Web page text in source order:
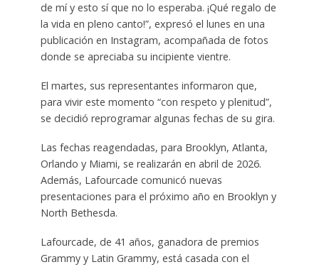
de mí y esto sí que no lo esperaba. ¡Qué regalo de
la vida en pleno canto!”, expresó el lunes en una
publicación en Instagram, acompañada de fotos
donde se apreciaba su incipiente vientre.
El martes, sus representantes informaron que,
para vivir este momento “con respeto y plenitud”,
se decidió reprogramar algunas fechas de su gira.
Las fechas reagendadas, para Brooklyn, Atlanta,
Orlando y Miami, se realizarán en abril de 2026.
Además, Lafourcade comunicó nuevas
presentaciones para el próximo año en Brooklyn y
North Bethesda.
Lafourcade, de 41 años, ganadora de premios
Grammy y Latin Grammy, está casada con el